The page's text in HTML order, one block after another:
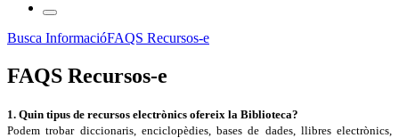
Busca InformacióFAQS Recursos-e
FAQS Recursos-e
1. Quin tipus de recursos electrònics ofereix la Biblioteca?
Podem trobar diccionaris, enciclopèdies, bases de dades, llibres electrònics,